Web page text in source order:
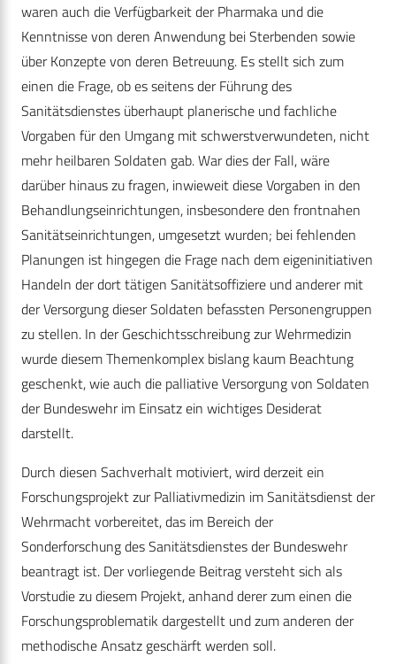
waren auch die Verfügbarkeit der Pharmaka und die
Kenntnisse von deren Anwendung bei Sterbenden sowie
über Konzepte von deren Betreuung. Es stellt sich zum
einen die Frage, ob es seitens der Führung des
Sanitätsdienstes überhaupt planerische und fachliche
Vorgaben für den Umgang mit schwerstverwundeten, nicht
mehr heilbaren Soldaten gab. War dies der Fall, wäre
darüber hinaus zu fragen, inwieweit diese Vorgaben in den
Behandlungseinrichtungen, insbesondere den frontnahen
Sanitätseinrichtungen, umgesetzt wurden; bei fehlenden
Planungen ist hingegen die Frage nach dem eigeninitiativen
Handeln der dort tätigen Sanitätsoffiziere und anderer mit
der Versorgung dieser Soldaten befassten Personengruppen
zu stellen. In der Geschichtsschreibung zur Wehrmedizin
wurde diesem Themenkomplex bislang kaum Beachtung
geschenkt, wie auch die palliative Versorgung von Soldaten
der Bundeswehr im Einsatz ein wichtiges Desiderat
darstellt.
Durch diesen Sachverhalt motiviert, wird derzeit ein
Forschungsprojekt zur Palliativmedizin im Sanitätsdienst der
Wehrmacht vorbereitet, das im Bereich der
Sonderforschung des Sanitätsdienstes der Bundeswehr
beantragt ist. Der vorliegende Beitrag versteht sich als
Vorstudie zu diesem Projekt, anhand derer zum einen die
Forschungsproblematik dargestellt und zum anderen der
methodische Ansatz geschärft werden soll.